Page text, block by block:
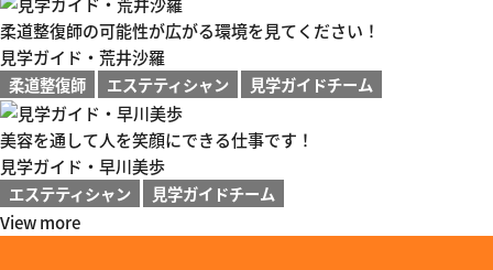
柔道整復師の可能性が広がる環境を見てください！
見学ガイド・荒井沙羅
柔道整復師
エステティシャン 見学ガイドチーム
美容を通して人を笑顔にできる仕事です！
見学ガイド・早川美歩
エステティシャン
見学ガイドチーム
View more